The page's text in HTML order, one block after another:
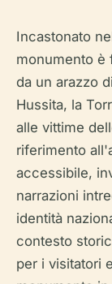
Incastonato
monumento è
da un arazzo
Hussita, la
alle vittime
riferimento
accessibile,
narrazioni
identità
contesto
per i visitatori